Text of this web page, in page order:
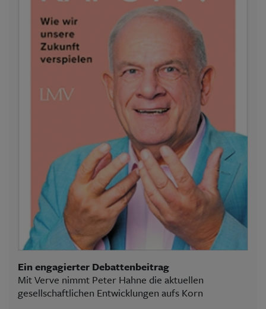
Ein engagierter Debattenbeitrag
Mit Verve nimmt Peter Hahne die aktuellen
gesellschaftlichen Entwicklungen aufs Korn